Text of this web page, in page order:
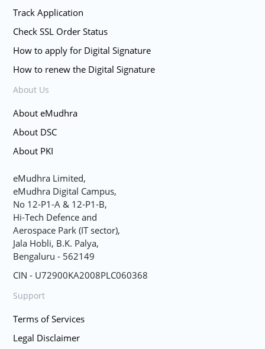
Track Application
Check SSL Order Status
How to apply for Digital Signature
How to renew the Digital Signature
About Us
About eMudhra
About DSC
About PKI
eMudhra Limited,
eMudhra Digital Campus,
No 12-P1-A & 12-P1-B,
Hi-Tech Defence and
Aerospace Park (IT sector),
Jala Hobli, B.K. Palya,
Bengaluru - 562149
CIN - U72900KA2008PLC060368
Support
Terms of Services
Legal Disclaimer